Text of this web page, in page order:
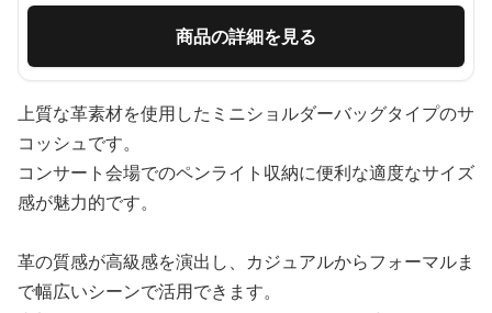
商品の詳細を見る
上質な革素材を使用したミニショルダーバッグタイプのサ
コッシュです。
コンサート会場でのペンライト収納に便利な適度なサイズ
感が魅力的です。
革の質感が高級感を演出し、カジュアルからフォーマルま
で幅広いシーンで活用できます。